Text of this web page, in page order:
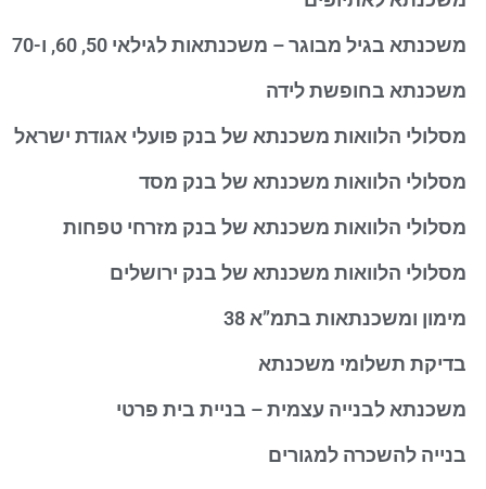
משכנתא בגיל מבוגר – משכנתאות לגילאי 50, 60, ו-70
משכנתא בחופשת לידה
מסלולי הלוואות משכנתא של בנק פועלי אגודת ישראל
מסלולי הלוואות משכנתא של בנק מסד
מסלולי הלוואות משכנתא של בנק מזרחי טפחות
מסלולי הלוואות משכנתא של בנק ירושלים
מימון ומשכנתאות בתמ”א 38
בדיקת תשלומי משכנתא
משכנתא לבנייה עצמית – בניית בית פרטי
בנייה להשכרה למגורים